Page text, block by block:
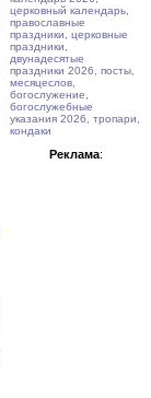
церковный календарь,
православные
праздники, церковные
праздники,
двунадесятые
праздники 2026, посты,
месяцеслов,
богослужение,
богослужебные
указания 2026, тропари,
кондаки
Реклама: